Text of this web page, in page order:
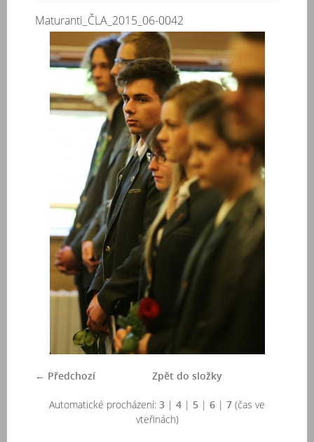
Maturanti_ČLA_2015_06-0042
← Předchozí Zpět do složky
Automatické procházení: 3 | 4 | 5 | 6 | 7 (čas ve
vteřinách)